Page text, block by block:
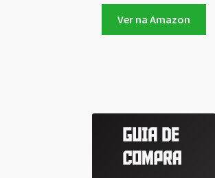
Ver na Amazon